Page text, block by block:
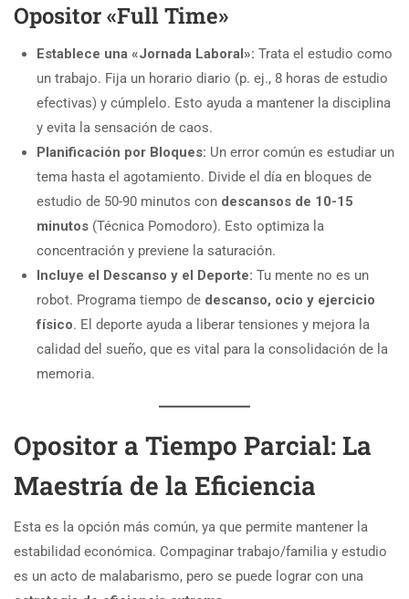
Opositor «Full Time»
Establece una «Jornada Laboral»: Trata el estudio como
un trabajo. Fija un horario diario (p. ej., 8 horas de estudio
efectivas) y cúmplelo. Esto ayuda a mantener la disciplina
y evita la sensación de caos.
Planificación por Bloques: Un error común es estudiar un
tema hasta el agotamiento. Divide el día en bloques de
estudio de 50-90 minutos con descansos de 10-15
minutos (Técnica Pomodoro). Esto optimiza la
concentración y previene la saturación.
Incluye el Descanso y el Deporte: Tu mente no es un
robot. Programa tiempo de descanso, ocio y ejercicio
físico. El deporte ayuda a liberar tensiones y mejora la
calidad del sueño, que es vital para la consolidación de la
memoria.
Opositor a Tiempo Parcial: La
Maestría de la Eficiencia
Esta es la opción más común, ya que permite mantener la
estabilidad económica. Compaginar trabajo/familia y estudio
es un acto de malabarismo, pero se puede lograr con una